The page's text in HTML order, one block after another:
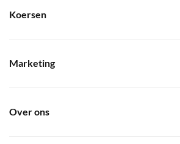
Koersen
Marketing
Over ons